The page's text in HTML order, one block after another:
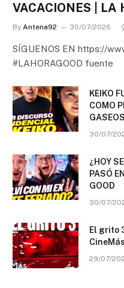
VACACIONES | LA
By Antena92 30/07/2026
SÍGUENOS EN https://
#LAHORAGOOD fuente
KEIKO
COMO
30/07/
¿HOY
PASÓ
GOOD
30/07/
El grito
CineMás
29/07/